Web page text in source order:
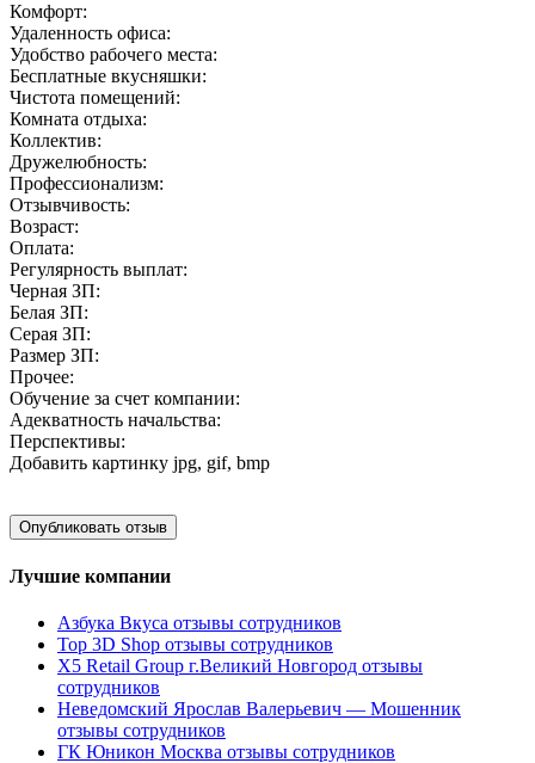
Комфорт:
Удаленность офиса:
Удобство рабочего места:
Бесплатные вкусняшки:
Чистота помещений:
Комната отдыха:
Коллектив:
Дружелюбность:
Профессионализм:
Отзывчивость:
Возраст:
Оплата:
Регулярность выплат:
Черная ЗП:
Белая ЗП:
Серая ЗП:
Размер ЗП:
Прочее:
Обучение за счет компании:
Адекватность начальства:
Перспективы:
Добавить картинку jpg, gif, bmp
Лучшие компании
Азбука Вкуса отзывы сотрудников
Top 3D Shop отзывы сотрудников
X5 Retail Group г.Великий Новгород отзывы
сотрудников
Неведомский Ярослав Валерьевич — Мошенник
отзывы сотрудников
ГК Юникон Москва отзывы сотрудников